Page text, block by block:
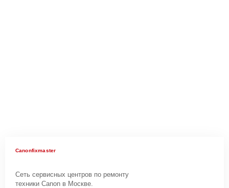
Canonfixmaster
Сеть сервисных центров по ремонту
техники Canon в Москве.